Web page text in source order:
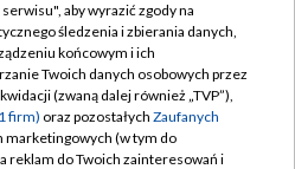
TVP
TVP
prywatności
zgody
aby wyrazić zgody na
śledzenia i zbierania danych,
końcowym i ich
Twoich danych osobowych przez
(zwaną dalej również „TVP”),
firm) oraz pozostałych Zaufanych
marketingowych (w tym do
reklam do Twoich zainteresowań i